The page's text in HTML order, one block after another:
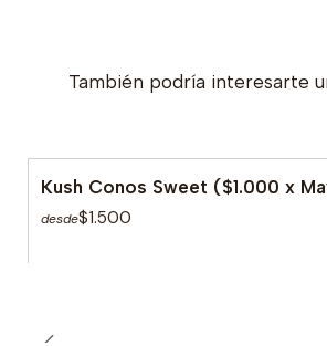
También podría interesarte
Kush Conos Sweet ($1.000 x
desde$1.500